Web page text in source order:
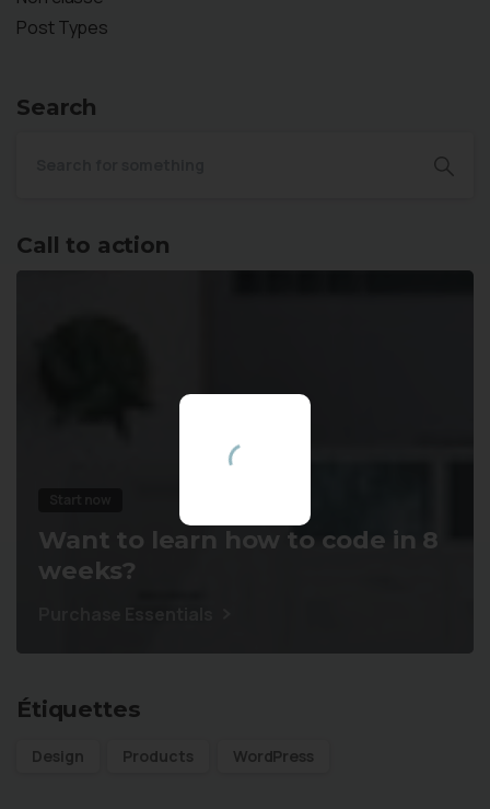
Post Types
Search
Call to action
Want to learn how to code in 8
weeks?
Étiquettes
Design Products WordPress